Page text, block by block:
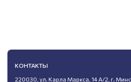
КОНТАКТЫ
220030, ул. Карла Маркса, 14 А/2, г.